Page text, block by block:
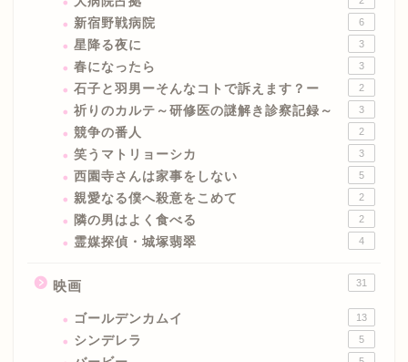
新宿野戦病院 6
星降る夜に 3
春になったら 3
石子と羽男ーそんなコトで訴えます？ー 2
祈りのカルテ～研修医の謎解き診察記録～ 3
競争の番人 2
笑うマトリョーシカ 3
西園寺さんは家事をしない 5
親愛なる僕へ殺意をこめて 2
隣の男はよく食べる 2
霊媒探偵・城塚翡翠 4
映画 31
ゴールデンカムイ 13
シンデレラ 5